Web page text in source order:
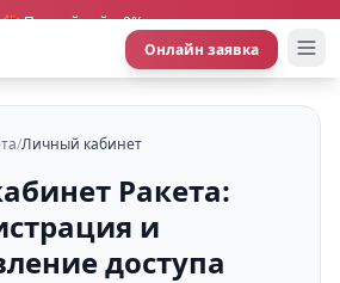
🎁 Первый займ 0%
Онлайн заявка
/Личный кабинет
Ракета:
и
доступа